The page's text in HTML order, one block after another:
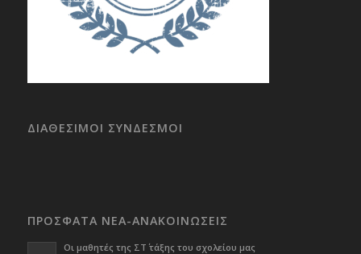
ΔΙΑΘΕΣΙΜΟΙ ΣΥΝΔΕΣΜΟΙ
ΠΡΟΣΦΑΤΑ ΝΕΑ-ΑΝΑΚΟΙΝΩΣΕΙΣ
Οι μαθητές της ΣΤ΄ τάξης του σχολείου μας